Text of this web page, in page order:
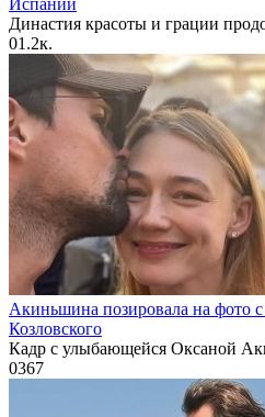
Династия красоты и грации
01.2к.
Акиньшина позировала на фото
Козловского
Кадр с улыбающейся Оксаной
0367